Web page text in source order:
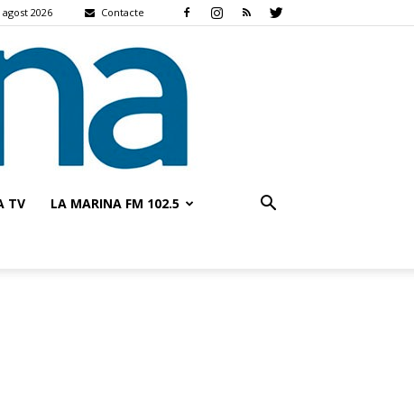
2026 Contacte
TV LA MARINA FM 102.5